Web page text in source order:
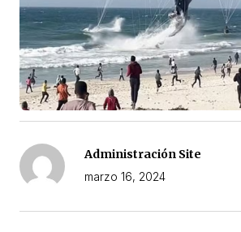
Administración Site
marzo 16, 2024